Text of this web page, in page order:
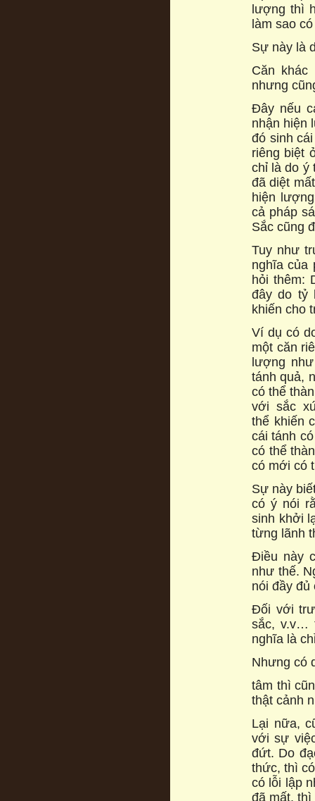
lượng thì
làm sao
Sự này là
Căn
nhưng
Đây nếu
nhận hiện
đó sinh
riêng biệt
chỉ là do ý
đã diệt
hiện
cả pháp
Sắc cũng
Tuy như
nghĩa của
hỏi thêm:
đây do tỷ
khiến cho
Ví dụ có
một căn
lượng
tánh quả,
có thể
với sắc
thể khiến
cái tánh
có thể
có mới có
Sự này
có ý nói
sinh khởi
từng lãnh
Điều này
như thế.
nói đầy
Đối với
sắc, v.v…
nghĩa là
Nhưng có
tâm thì
thật cảnh
Lại nữa,
với sự
đứt. Do
thức, thì
có lỗi lập
đã mất,